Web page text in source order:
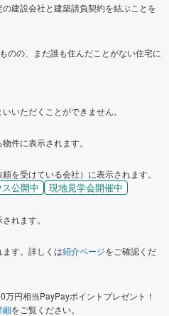
建設会社と建築請負契約を結ぶことを
のの、まだ誰も住んだことがない住宅に
いただくことができません。
件に表示されます。
を受けている会社）に表示されます。
公開中
現地見学会開催中
れます。
す。詳しくは紹介ページをご確認くだ
万円相当PayPayポイントプレゼント！
細をご覧ください。